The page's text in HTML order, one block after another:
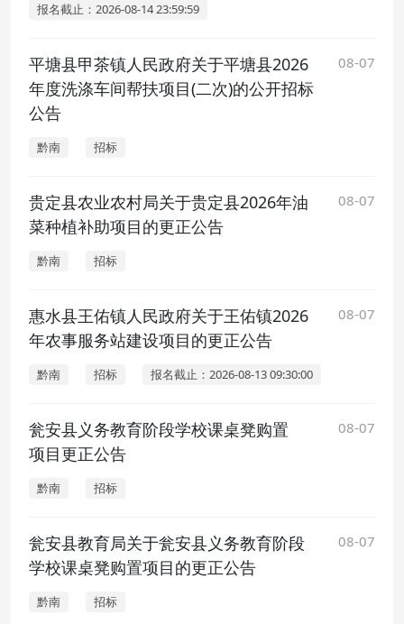
报名截止：2026-08-14 23:59:59
平塘县甲茶镇人民政府关于平塘县2026
年度洗涤车间帮扶项目(二次)的公开招标
公告
08-07
黔南 招标
贵定县农业农村局关于贵定县2026年油
菜种植补助项目的更正公告
08-07
黔南 招标
惠水县王佑镇人民政府关于王佑镇2026
年农事服务站建设项目的更正公告
08-07
黔南 招标 报名截止：2026-08-13 09:30:00
瓮安县义务教育阶段学校课桌凳购置
项目更正公告
08-07
黔南 招标
瓮安县教育局关于瓮安县义务教育阶段
学校课桌凳购置项目的更正公告
08-07
黔南 招标